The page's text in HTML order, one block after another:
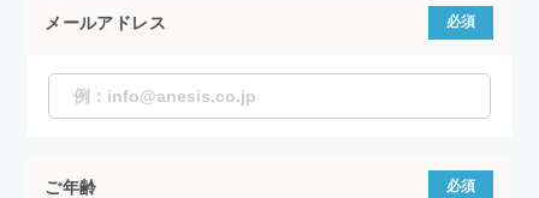
メールアドレス 必須
ご年齢 必須